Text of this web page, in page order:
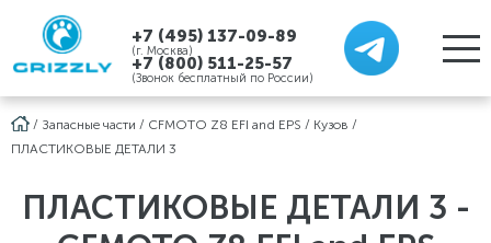
+7 (495) 137-09-89
(г. Москва)
+7 (800) 511-25-57
(Звонок бесплатный по России)
/ Запасные части / CFMOTO Z8 EFI and EPS / Кузов /
ПЛАСТИКОВЫЕ ДЕТАЛИ 3
ПЛАСТИКОВЫЕ ДЕТАЛИ 3 -